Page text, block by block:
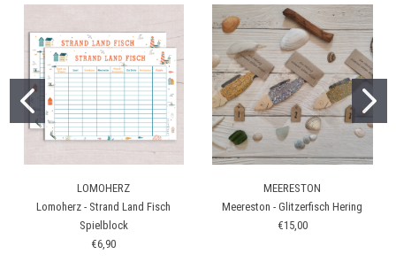
LOMOHERZ
Lomoherz - Strand Land Fisch
Spielblock
€6,90
MEERESTON
Meereston - Glitzerfisch Hering
€15,00